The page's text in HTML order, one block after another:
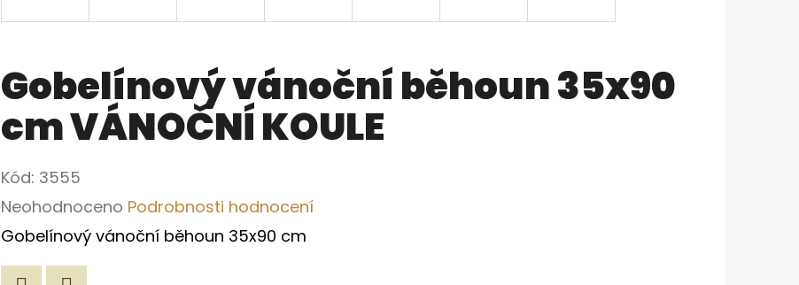
Gobelínový vánoční běhoun 35x90
cm VÁNOČNÍ KOULE
Kód: 3555
Průměrné
hodnocení
produktu
Neohodnoceno Podrobnosti hodnocení
Gobelínový vánoční běhoun 35x90 cm